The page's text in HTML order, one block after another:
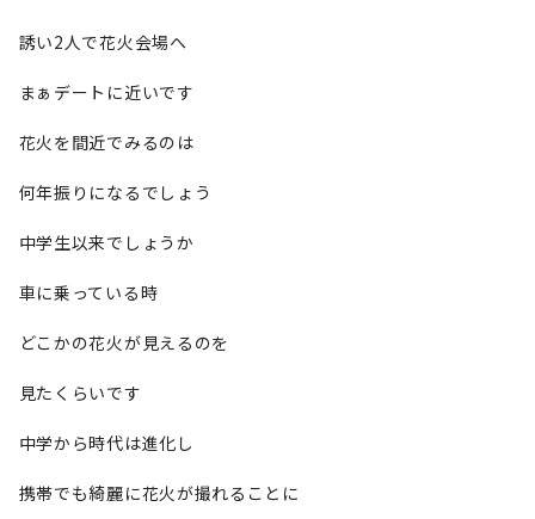
誘い2人で花火会場へ
まぁデートに近いです
花火を間近でみるのは
何年振りになるでしょう
中学生以来でしょうか
車に乗っている時
どこかの花火が見えるのを
見たくらいです
中学から時代は進化し
携帯でも綺麗に花火が撮れることに